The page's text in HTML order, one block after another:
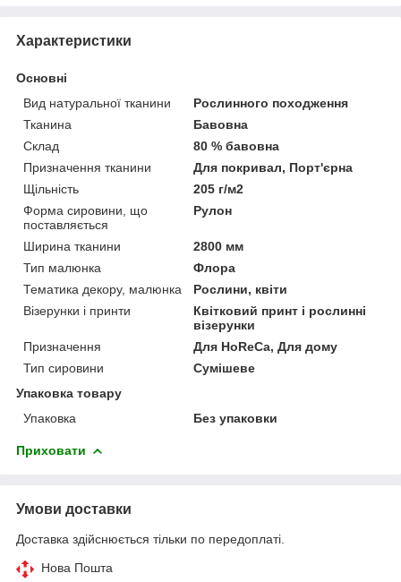
Характеристики
Основні
Вид натуральної тканини
Рослинного походження
Тканина
Бавовна
Склад
80 % бавовна
Призначення тканини
Для покривал, Порт'єрна
Щільність
205 г/м2
Форма сировини, що
поставляється
Рулон
Ширина тканини
2800 мм
Тип малюнка
Флора
Тематика декору, малюнка
Рослини, квіти
Візерунки і принти
Квітковий принт і рослинні
візерунки
Призначення
Для HoReCa, Для дому
Тип сировини
Сумішеве
Упаковка товару
Упаковка
Без упаковки
Приховати
Умови доставки
Доставка здійснюється тільки по передоплаті.
Нова Пошта